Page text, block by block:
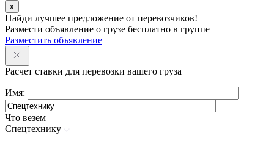
x
Найди лучшее предложение от перевозчиков!
Размести объявление о грузе бесплатно в группе
Разместить объявление
Расчет ставки для перевозки вашего груза
Имя:
Что везем
Спецтехнику